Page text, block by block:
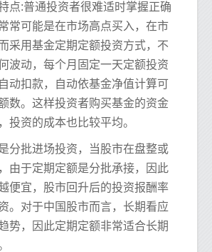
点:普通投资者很难适时掌握正确
常可能是在市场高点买入，在市
采用基金定期定额投资方式，不
波动，每个月固定一天定额投资
动扣款，自动依基金净值计算可
数。这样投资者购买基金的资金
投资的成本也比较平均。
分批进场投资，当股市在盘整或
由于定期定额是分批承接，因此
便宜，股市回升后的投资报酬率
。对于中国股市而言，长期看应
势，因此定期定额非常适合长期